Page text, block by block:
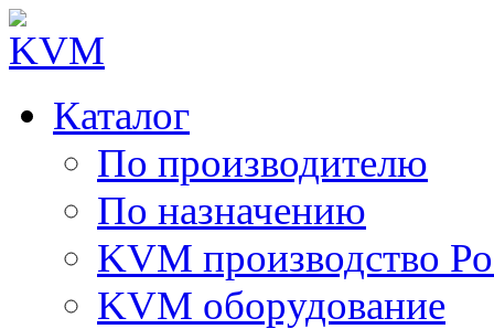
Каталог
По производителю
По назначению
KVM производство
KVM оборудование